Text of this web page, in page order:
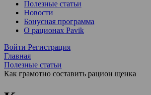
Полезные статьи
Новости
Бонусная программа
О рационах Pavik
Войти Регистрация
Главная
Полезные статьи
Как грамотно составить рацион щенка